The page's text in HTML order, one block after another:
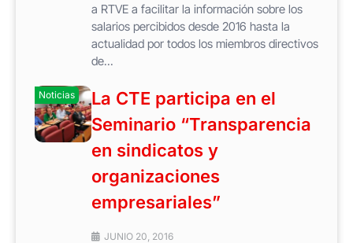
a RTVE a facilitar la información sobre los
salarios percibidos desde 2016 hasta la
actualidad por todos los miembros directivos
de...
Noticias
La CTE participa en el
Seminario “Transparencia
en sindicatos y
organizaciones
empresariales”
JUNIO 20, 2016